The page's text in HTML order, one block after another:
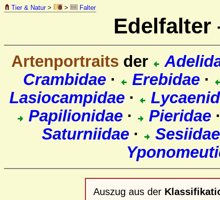
Tier & Natur> > Falter
Edelfalter
Artenportraits der
Crambidae · Erebidae ·
Lasiocampidae·
Papilionidae· Pieridae
Saturniidae· Sesiidae
Auszug aus der